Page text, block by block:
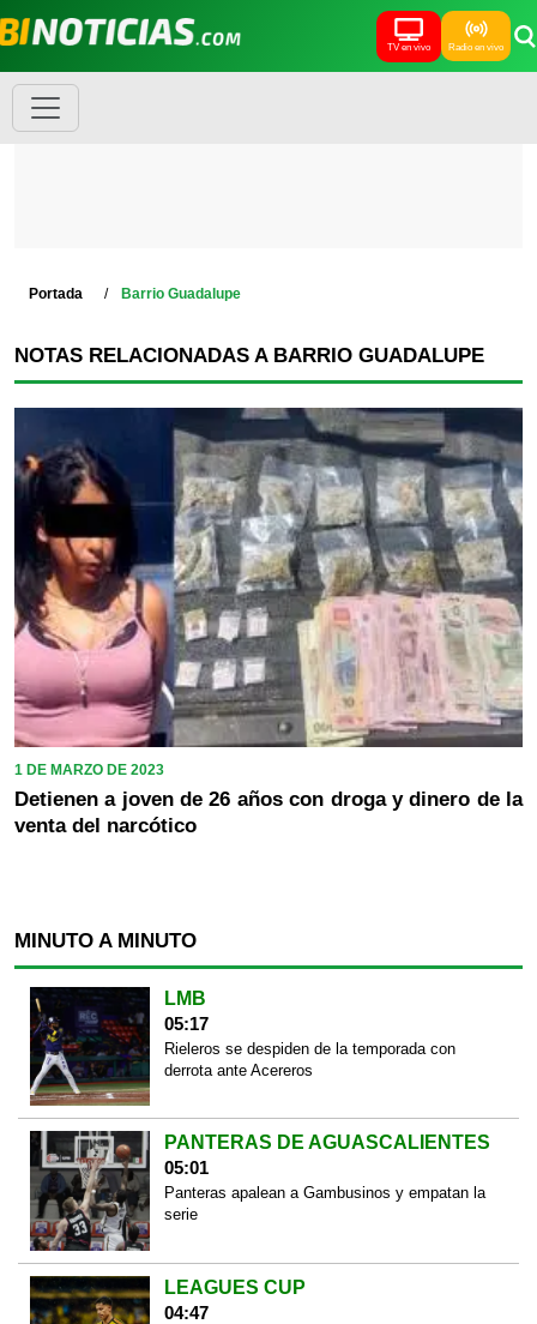
TV en vivo Radio en vivo
Portada Barrio Guadalupe
NOTAS RELACIONADAS A BARRIO GUADALUPE
1 DE MARZO DE 2023
Detienen a joven de 26 años con droga y dinero de la
venta del narcótico
MINUTO A MINUTO
LMB
05:17
Rieleros se despiden de la temporada con
derrota ante Acereros
PANTERAS DE AGUASCALIENTES
05:01
Panteras apalean a Gambusinos y empatan la
serie
LEAGUES CUP
04:47